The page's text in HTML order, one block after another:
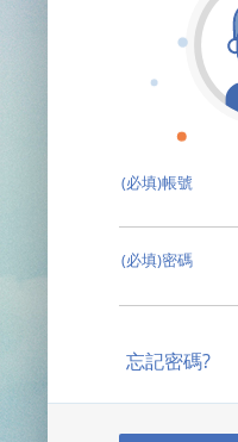
(必填)帳號
(必填)密碼
忘記密碼?